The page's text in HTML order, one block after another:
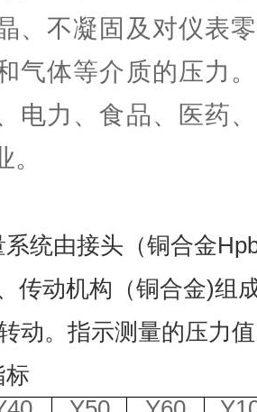
、不凝固及对仪表
气体等介质的压力
电力、食品、医药
统由接头（铜合金
传动机构（铜合金)组
动。指示测量的压力
标